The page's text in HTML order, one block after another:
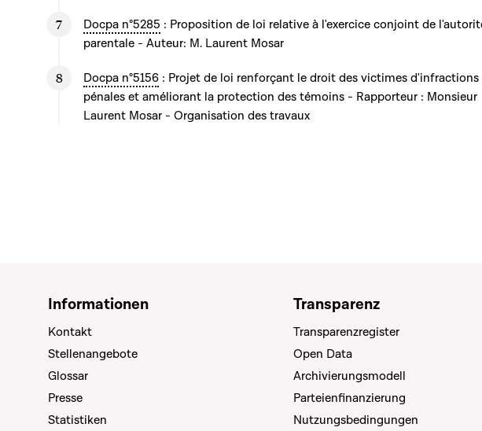
Docpa n°5285 : Proposition de loi relative à l'exercice conjoint de
parentale - Auteur: M. Laurent Mosar
Docpa n°5156 : Projet de loi renforçant le droit des victimes d'infractions
pénales et améliorant la protection des témoins - Rapporteur : Monsieur
Laurent Mosar - Organisation des travaux
Informationen
Kontakt
Stellenangebote
Glossar
Presse
Statistiken
Transparenz
Transparenzregister
Open Data
Archivierungsmodell
Parteienfinanzierung
Nutzungsbedingungen